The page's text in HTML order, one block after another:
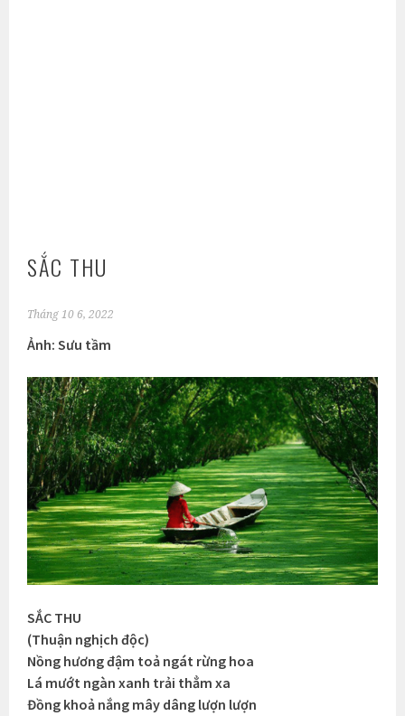
SẮC THU
Tháng 10 6, 2022
Ảnh: Sưu tầm
SẮC THU
(Thuận nghịch độc)
Nồng hương đậm toả ngát rừng hoa
Lá mướt ngàn xanh trải thẳm xa
Đồng khoả nắng mây dâng lượn lượn